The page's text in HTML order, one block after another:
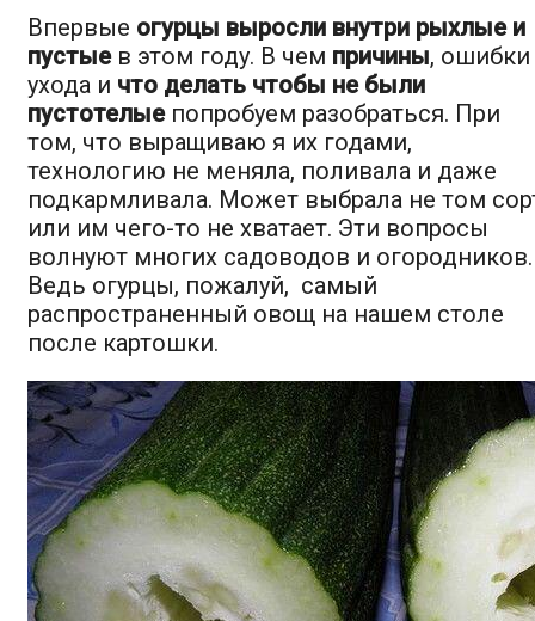
Впервые огурцы выросли внутри рыхлые и
пустыев этом году. В чем причины, ошибки
ухода и что делать чтобы не были
пустотелыепопробуем разобраться. При
том, что выращиваю я их годами,
технологию не меняла, поливала и даже
подкармливала. Может выбрала не том
или им чего-то не хватает. Эти вопросы
волнуют многих садоводов и огородников.
Ведь огурцы, пожалуй, самый
распространенный овощ на нашем столе
после картошки.